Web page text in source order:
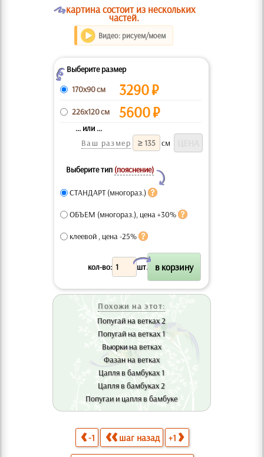
Oкартина состоит из нескольких
частей.
Видео: рисуем/моем
ZВыберите размер
170x90 см
3290₽
226x120 см 5600₽
... или ...
Ваш размер
см
Выберите тип (пояснение)
Y
СТАНДАРТ (многораз.)
ОБЪЕМ (многораз.), цена +30%
клеевой , цена -25%
кол-во: шт.
X
Похожи на этот:
Попугай на ветках 2
Попугай на ветках 1
Вьюрки на ветках
Фазан на ветках
Цапля в бамбуках 1
Цапля в бамбуках 2
Попугаи и цапля в бамбуке
-1 шаг назад +1